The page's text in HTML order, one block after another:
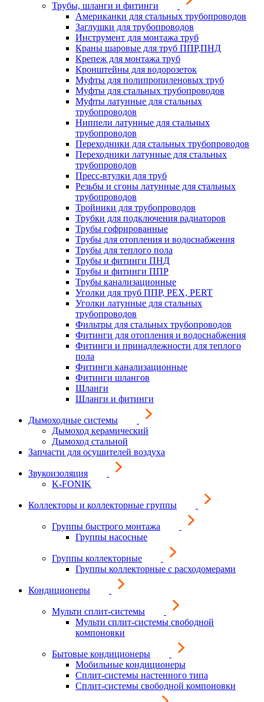
Трубы, шланги и фитинги
Американки для стальных трубопроводов
Заглушки для трубопроводов
Инструмент для монтажа труб
Краны шаровые для труб ППР,ПНД
Крепеж для монтажа труб
Кронштейны для водорозеток
Муфты для полипропиленовых труб
Муфты для стальных трубопроводов
Муфты латунные для стальных
трубопроводов
Ниппели латунные для стальных
трубопроводов
Переходники для стальных трубопроводов
Переходники латунные для стальных
трубопроводов
Пресс-втулки для труб
Резьбы и сгоны латунные для стальных
трубопроводов
Тройники для трубопроводов
Трубки для подключения радиаторов
Трубы гофрированные
Трубы для отопления и водоснабжения
Трубы для теплого пола
Трубы и фитинги ПНД
Трубы и фитинги ППР
Трубы канализационные
Уголки для труб ППР, PEX, PERT
Уголки латунные для стальных
трубопроводов
Фильтры для стальных трубопроводов
Фитинги для отопления и водоснабжения
Фитинги и принадлежности для теплого
пола
Фитинги канализационные
Фитинги шлангов
Шланги
Шланги и фитинги
Дымоходные системы
Дымоход керамический
Дымоход стальной
Запчасти для осушителей воздуха
Звукоизоляция
K-FONIK
Коллекторы и коллекторные группы
Группы быстрого монтажа
Группы насосные
Группы коллекторные
Группы коллекторные с расходомерами
Кондиционеры
Мульти сплит-системы
Мульти сплит-системы свободной
компоновки
Бытовые кондиционеры
Мобильные кондиционеры
Сплит-системы настенного типа
Сплит-системы свободной компоновки